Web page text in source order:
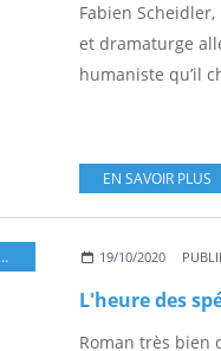
Fabien
et dramaturge
humaniste qu’il
EN SAVOIR PLUS
BELFOND 19/10/2020
L'heure des
Roman très bien